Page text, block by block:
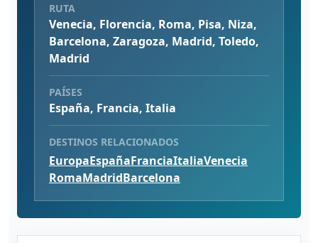
RUTA
Venecia, Florencia, Roma, Pisa, Niza,
Barcelona, Zaragoza, Madrid, Toledo,
Madrid
PAÍSES
España, Francia, Italia
DESTINOS RELACIONADOS
EuropaEspañaFranciaItaliaVenecia
RomaMadridBarcelona